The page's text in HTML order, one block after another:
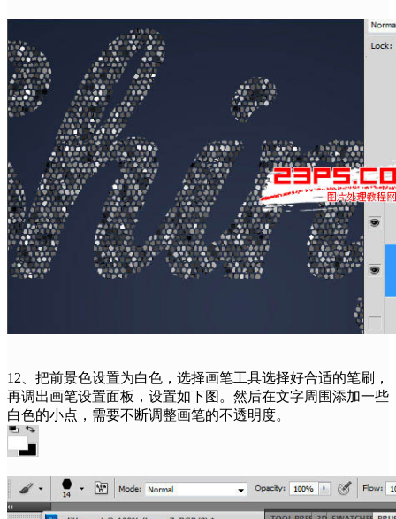
12、把前景色设置为白色，选择画笔工具选择好合适的笔刷，
再调出画笔设置面板，设置如下图。然后在文字周围添加一些
白色的小点，需要不断调整画笔的不透明度。